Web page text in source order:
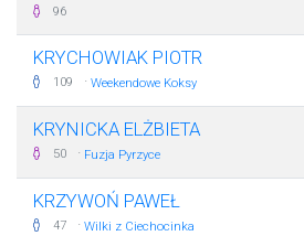
96
KRYCHOWIAK PIOTR
109 · Weekendowe Koksy
KRYNICKA ELŻBIETA
50 · Fuzja Pyrzyce
KRZYWOŃ PAWEŁ
47 · Wilki z Ciechocinka